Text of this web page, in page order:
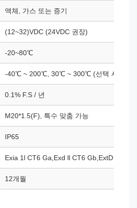
액체, 가스 또는 증기
(12~32)VDC (24VDC 권장)
-20~80℃
-40℃ ~ 200℃, 30℃ ~ 300℃ (선택 사항)
0.1% F.S / 년
M20*1.5(F), 특수 맞춤 가능
IP65
Exia 1l CT6 Ga,Exd ll CT6 Gb,ExtD A21
12개월